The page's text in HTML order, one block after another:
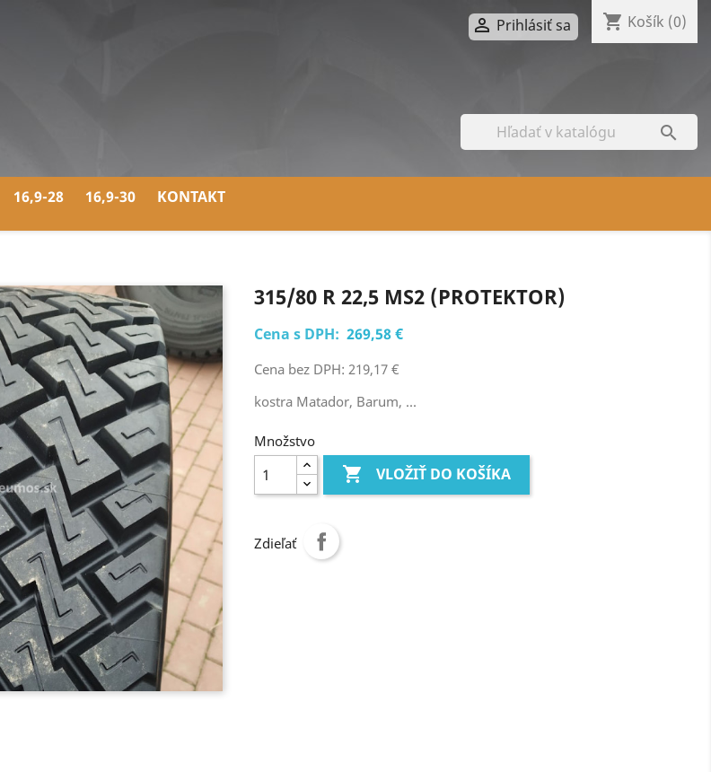
 Prihlásiť sa shopping_cart Košík (0)
16,9-28 16,9-30 KONTAKT

315/80 R 22,5 MS2 (PROTEKTOR)
Cena s DPH: 269,58 €
Cena bez DPH: 219,17 €
kostra Matador, Barum, ...
Množstvo
 VLOŽIŤ DO KOŠÍKA
Zdieľať